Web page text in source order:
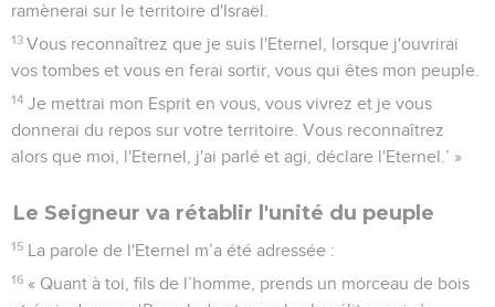
ramènerai sur le territoire d'Israël.
13 Vous reconnaîtrez que je suis l'Eternel, lorsque j'ouvrirai
vos tombes et vous en ferai sortir, vous qui êtes mon peuple.
14 Je mettrai mon Esprit en vous, vous vivrez et je vous
donnerai du repos sur votre territoire. Vous reconnaîtrez
alors que moi, l'Eternel, j'ai parlé et agi, déclare l'Eternel.’ »
Le Seigneur va rétablir l'unité du peuple
15 La parole de l'Eternel m’a été adressée :
16 « Quant à toi, fils de l’homme, prends un morceau de bois